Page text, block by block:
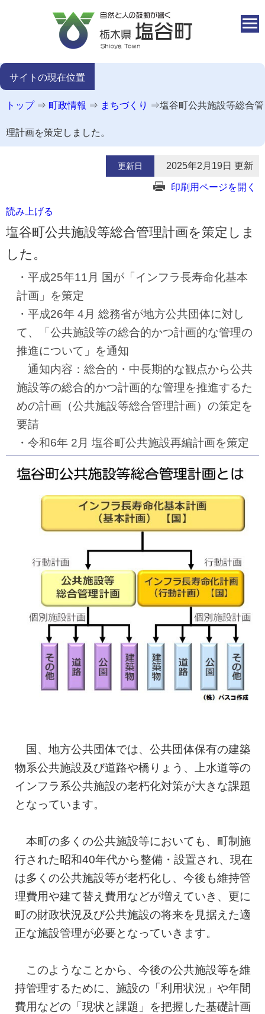
サイトの現在位置
トップ⇒ 町政情報 ⇒ まちづくり ⇒塩谷町公共施設等総合管
理計画を策定しました。
更新日 2025年2月19日 更新
印刷用ページを開く
読み上げる
塩谷町公共施設等総合管理計画を策定しま
した。
・平成25年11月 国が「インフラ長寿命化基本
計画」を策定
・平成26年 4月 総務省が地方公共団体に対し
て、「公共施設等の総合的かつ計画的な管理の
推進について」を通知
通知内容：総合的・中長期的な観点から公共
施設等の総合的かつ計画的な管理を推進するた
めの計画（公共施設等総合管理計画）の策定を
要請
・令和6年 2月 塩谷町公共施設再編計画を策定
国、地方公共団体では、公共団体保有の建築
物系公共施設及び道路や橋りょう、上水道等の
インフラ系公共施設の老朽化対策が大きな課題
となっています。
本町の多くの公共施設等においても、町制施
行された昭和40年代から整備・設置され、現在
は多くの公共施設等が老朽化し、今後も維持管
理費用や建て替え費用などが増えていき、更に
町の財政状況及び公共施設の将来を見据えた適
正な施設管理が必要となっていきます。
このようなことから、今後の公共施設等を維
持管理するために、施設の「利用状況」や年間
費用などの「現状と課題」を把握した基礎計画